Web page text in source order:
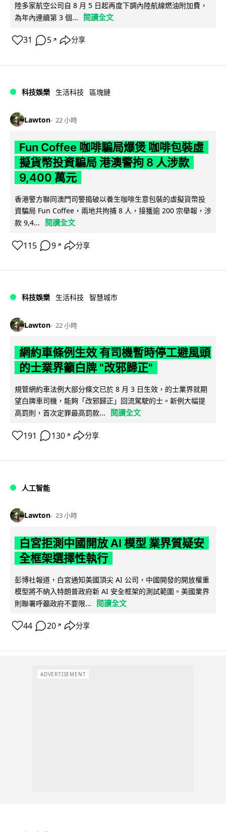
陸多家航空公司自 8 月 5 日起再度下調內陸航線燃油附加費，
為年內連續第 3 個...
閱讀全文
31 5 ↗ 分享
科技娛樂 生活科技 區塊鏈
Lawton 22 小時
Fun Coffee 咖啡騙局爆煲 咖啡包裝虛
擬貨幣投資騙局 港澳警拘 8 人涉款
9,400 萬元
香港警方聯同澳門司警搗破以養生咖啡生意包裝的虛擬貨幣投
資騙局 Fun Coffee，兩地共拘捕 8 人，接獲逾 200 宗舉報，涉
款 9,4...
閱讀全文
115 9 ↗ 分享
科技娛樂 生活科技 智慧城市
Lawton 22 小時
網約車條例生效 有司機暫時停工避風頭
的士業界籲白牌 "改邪歸正"
規管網約車法例大部分條文已於 8 月 3 日生效，的士業界就期
望白牌車司機，能夠「改邪歸正」回流駕駛的士。新例大幅提
高罰則，首次定罪最高罰款...
閱讀全文
191 130 ↗ 分享
人工智能
Lawton 23 小時
白宮拒測中國開放 AI 模型 業界質疑安
全框架選擇性執行
彭博社報道，白宮通知美國頂尖 AI 公司，中國開發的開放權重
模型將不納入特朗普政府新 AI 安全框架的測試範圍。美國業界
則聯署呼籲政府不要限...
閱讀全文
44 20 ↗ 分享
ADVERTISEMENT